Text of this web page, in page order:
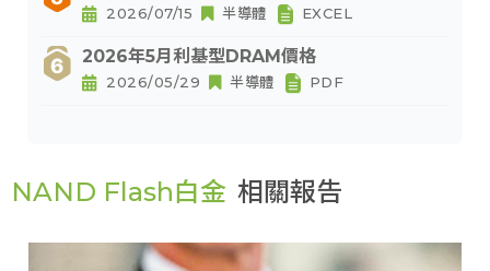
2026/07/15 半導體 EXCEL
2026年5月利基型DRAM價格
2026/05/29 半導體 PDF
NAND Flash白金 相關報告